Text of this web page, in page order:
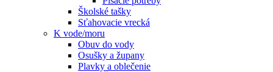
Školské tašky
Sťahovacie vrecká
K vode/moru
Obuv do vody
Osušky a župany
Plavky a oblečenie